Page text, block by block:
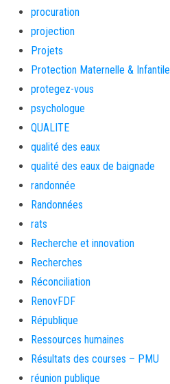
procuration
projection
Projets
Protection Maternelle & Infantile
protegez-vous
psychologue
QUALITE
qualité des eaux
qualité des eaux de baignade
randonnée
Randonnées
rats
Recherche et innovation
Recherches
Réconciliation
RenovFDF
République
Ressources humaines
Résultats des courses – PMU
réunion publique